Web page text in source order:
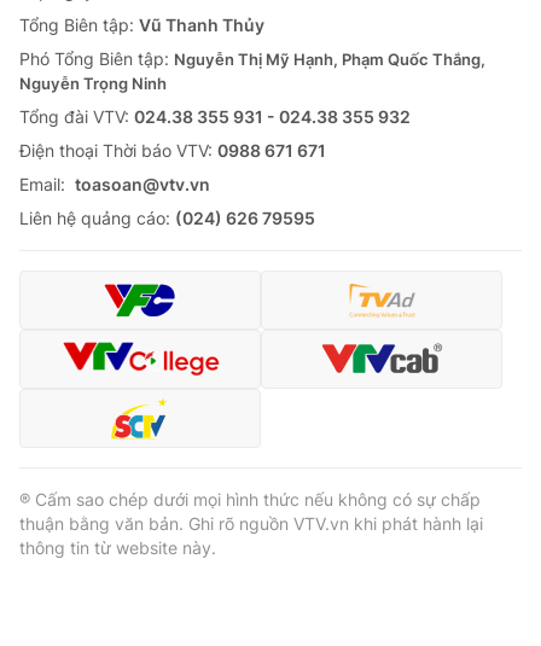
Tổng Biên tập: Vũ Thanh Thủy
Phó Tổng Biên tập: Nguyễn Thị Mỹ Hạnh, Phạm Quốc Thắng,
Nguyễn Trọng Ninh
Tổng đài VTV: 024.38 355 931 - 024.38 355 932
Ðiện thoại Thời báo VTV: 0988 671 671
Email: toasoan@vtv.vn
Liên hệ quảng cáo: (024) 626 79595
® Cấm sao chép dưới mọi hình thức nếu không có sự chấp
thuận bằng văn bản. Ghi rõ nguồn VTV.vn khi phát hành lại
thông tin từ website này.